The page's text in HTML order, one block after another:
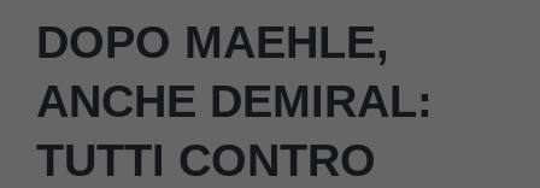
DOPO MAEHLE,
ANCHE DEMIRAL:
TUTTI CONTRO